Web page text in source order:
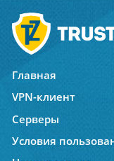
Главная
VPN-клиент
Серверы
Условия